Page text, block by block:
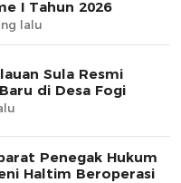
I Tahun 2026
lalu
Sula Resmi
di Desa Fogi
Penegak Hukum
Haltim Beroperasi